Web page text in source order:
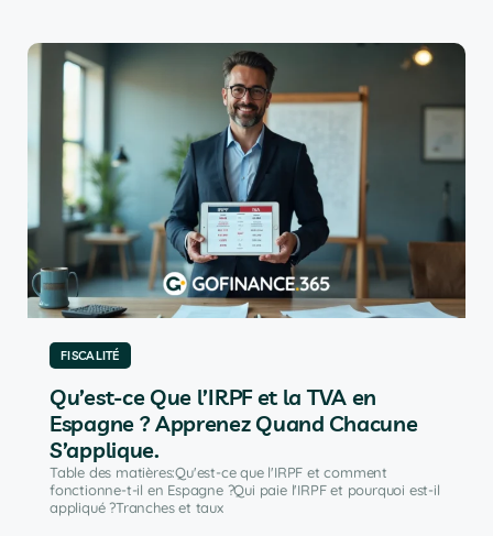
FISCALITÉ
Qu’est-ce Que l’IRPF et la TVA en
Espagne ? Apprenez Quand Chacune
S’applique.
Table des matières:Qu'est-ce que l'IRPF et comment
fonctionne-t-il en Espagne ?Qui paie l'IRPF et pourquoi est-il
appliqué ?Tranches et taux